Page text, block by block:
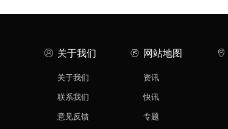
关于我们
关于我们
联系我们
意见反馈
网站地图
资讯
快讯
专题